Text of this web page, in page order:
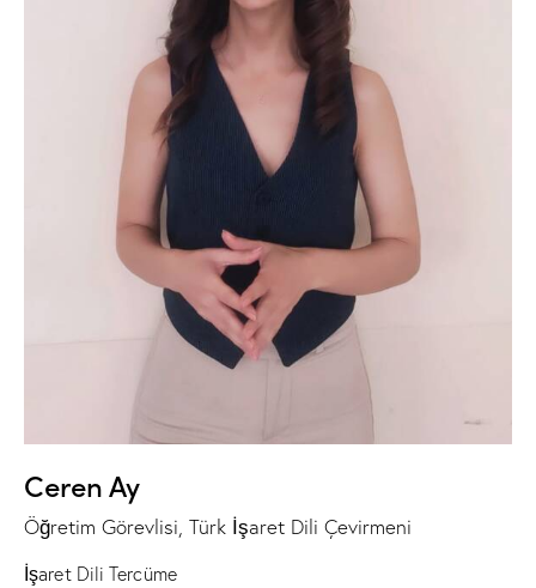
Ceren Ay
Öğretim Görevlisi, Türk İşaret Dili Çevirmeni
İşaret Dili Tercüme